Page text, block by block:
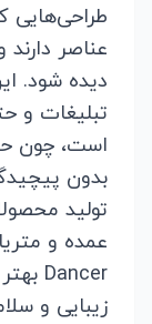
طراحی‌هایی
عناصر
دیده شود.
تبلیغات و
است، چون
بدون
تولید
عمده
Dancer بهتر جلوه کند.
زیبایی و